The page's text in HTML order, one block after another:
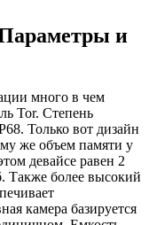
и
много в чем
Tor. Степень
Только вот дизайн
же объем памяти у
девайсе равен 2
Также более высокий
камера базируется